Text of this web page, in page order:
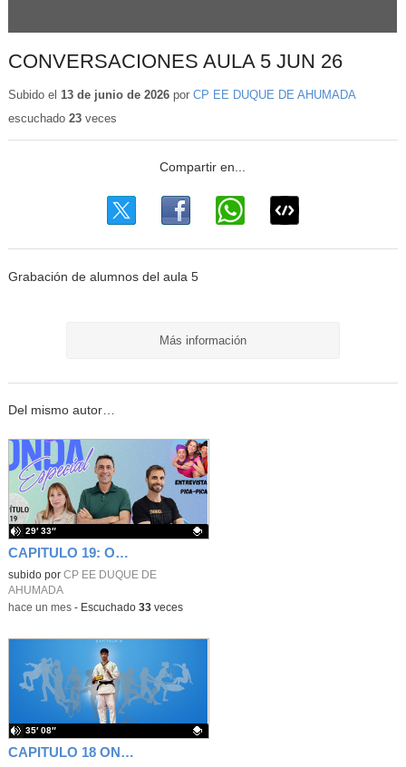
CONVERSACIONES AULA 5 JUN 26
Subido el 13 de junio de 2026por CP EE DUQUE DE AHUMADA
escuchado 23veces
Grabación de alumnos del aula 5
Más información
Del mismo autor…
CAPITULO 19: ONDA ESPECIAL JUNIO 26
Contenido educativo.
subido por CP EE DUQUE DE
AHUMADA
29′ 33″
-hace un mes- Escuchado 33veces
CAPITULO 18 ONDA ESPECIAL (MAY 26)
35′ 08″